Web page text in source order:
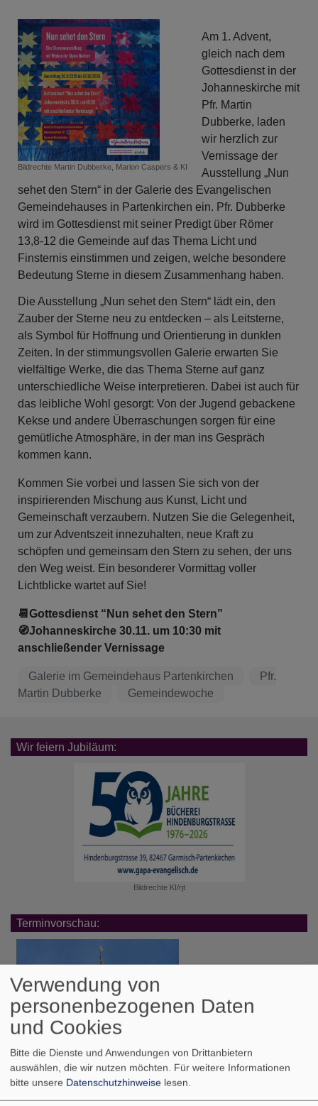
Bildrechte Martin Dubberke, Marion Caspers & KI
Am 1. Advent,
gleich nach dem
Gottesdienst in der
Johanneskirche mit
Pfr. Martin
Dubberke, laden
wir herzlich zur
Vernissage der
Ausstellung „Nun
sehet den Stern“ in der Galerie des Evangelischen
Gemeindehauses in Partenkirchen ein. Pfr. Dubberke
wird im Gottesdienst mit seiner Predigt über Römer
13,8-12 die Gemeinde auf das Thema Licht und
Finsternis einstimmen und zeigen, welche besondere
Bedeutung Sterne in diesem Zusammenhang haben.
Die Ausstellung „Nun sehet den Stern“ lädt ein, den
Zauber der Sterne neu zu entdecken – als Leitsterne,
als Symbol für Hoffnung und Orientierung in dunklen
Zeiten. In der stimmungsvollen Galerie erwarten Sie
vielfältige Werke, die das Thema Sterne auf ganz
unterschiedliche Weise interpretieren. Dabei ist auch für
das leibliche Wohl gesorgt: Von der Jugend gebackene
Kekse und andere Überraschungen sorgen für eine
gemütliche Atmosphäre, in der man ins Gespräch
kommen kann.
Kommen Sie vorbei und lassen Sie sich von der
inspirierenden Mischung aus Kunst, Licht und
Gemeinschaft verzaubern. Nutzen Sie die Gelegenheit,
um zur Adventszeit innezuhalten, neue Kraft zu
schöpfen und gemeinsam den Stern zu sehen, der uns
den Weg weist. Ein besonderer Vormittag voller
Lichtblicke wartet auf Sie!
📆Gottesdienst “Nun sehet den Stern”
🧭Johanneskirche 30.11. um 10:30 mit
anschließender Vernissage
Galerie im Gemeindehaus Partenkirchen
Pfr.
Martin Dubberke
Gemeindewoche
Wir feiern Jubiläum:
Bildrechte KI/rjt
Terminvorschau:
Verwendung von
personenbezogenen Daten
und Cookies
Bitte die Dienste und Anwendungen von Drittanbietern
auswählen, die wir nutzen möchten. Für weitere Informationen
bitte unsere Datenschutzhinweise lesen.